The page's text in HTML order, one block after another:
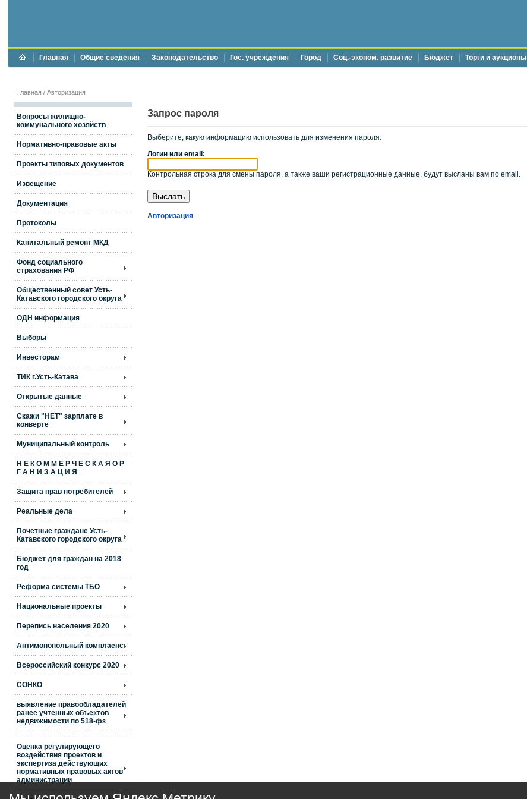
Главная Общие сведения Законодательство Гос. учреждения Город Соц.-эконом. развитие Бюджет Торги и аукционы
Главная / Авторизация
Вопросы жилищно-
коммунального хозяйств
Нормативно-правовые акты
Проекты типовых документов
Извещение
Документация
Протоколы
Капитальный ремонт МКД
Фонд социального
страхования РФ
Общественный совет Усть-
Катавского городского округа
ОДН информация
Выборы
Инвесторам
ТИК г.Усть-Катава
Открытые данные
Скажи "НЕТ" зарплате в
конверте
Муниципальный контроль
Н Е К О М М Е Р Ч Е С К А Я О Р
Г А Н И З А Ц И Я
Защита прав потребителей
Реальные дела
Почетные граждане Усть-
Катавского городского округа
Бюджет для граждан на 2018
год
Реформа системы ТБО
Национальные проекты
Перепись населения 2020
Антимонопольный комплаенс
Всероссийский конкурс 2020
СОНКО
выявление правообладателей
ранее учтенных объектов
недвижимости по 518-фз
Оценка регулирующего
воздействия проектов и
экспертиза действующих
нормативных правовых актов
администрации
Запрос пароля
Выберите, какую информацию использовать для изменения пароля:
Логин или email:
Контрольная строка для смены пароля, а также ваши регистрационные данные, будут высланы вам по email.
Авторизация